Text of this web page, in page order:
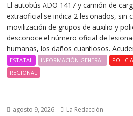
El autobús ADO 1417 y camión de
extraoficial se indica 2 lesionados, sin
movilización de grupos de auxilio y
desconoce el número oficial de
humanas, los daños cuantiosos.
ESTATAL INFORMACIÓN GENERAL
REGIONAL
agosto 9, 2026 La Redacción